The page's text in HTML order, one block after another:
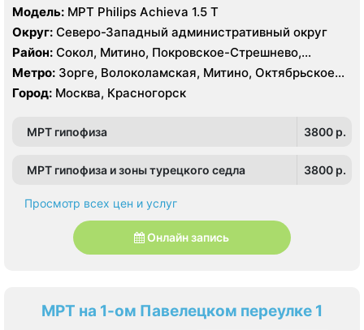
Модель: МРТ Philips Achieva 1.5 T
Округ: Северо-Западный административный округ
Район: Сокол, Митино, Покровское-Стрешнево,
Северное Тушино, Строгино, Хорошёво-Мнёвники,
Щукино, Южное Тушино
Метро: Зорге, Волоколамская, Митино, Октябрьское
поле, Панфиловская, Планерная, Сокол, Спартак,
Стрешнево, Сходненская, Тушинская, Щукинская
Город: Москва, Красногорск
МРТ гипофиза 3800 p.
МРТ гипофиза и зоны турецкого седла 3800 p.
Просмотр всех цен и услуг
Онлайн запись
МРТ на 1-ом Павелецком переулке 1